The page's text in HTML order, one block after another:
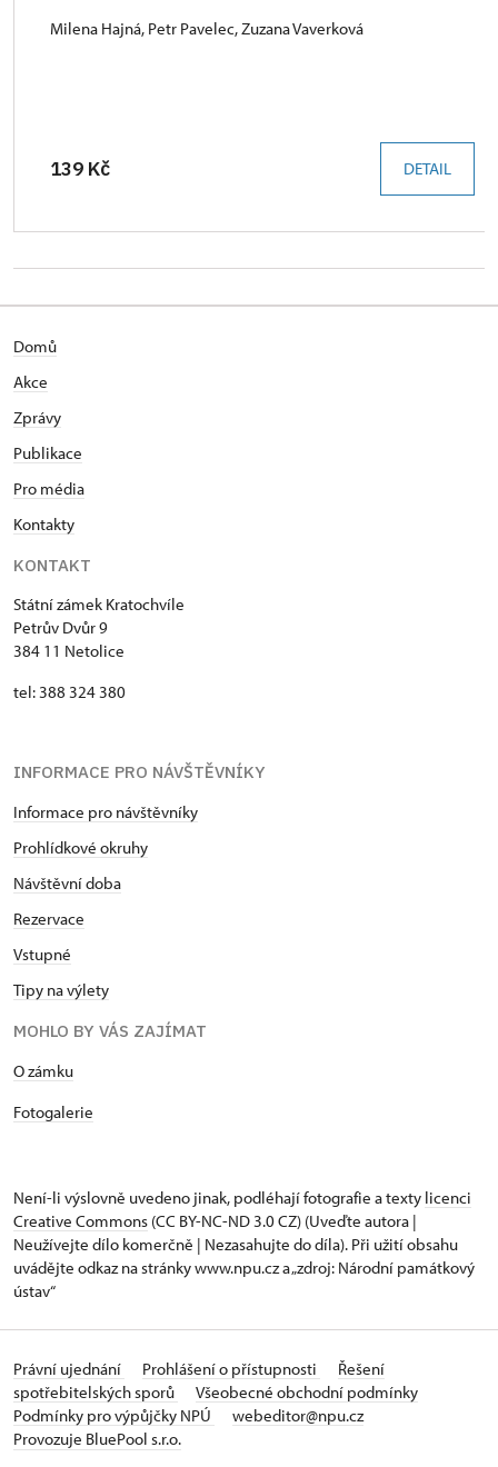
Milena Hajná, Petr Pavelec, Zuzana Vaverková
139 Kč DETAIL
Domů
Akce
Zprávy
Publikace
Pro média
Kontakty
KONTAKT
Státní zámek Kratochvíle
Petrův Dvůr 9
384 11 Netolice
tel: 388 324 380
INFORMACE PRO NÁVŠTĚVNÍKY
Informace pro návštěvníky
Prohlídkové okruhy
Návštěvní doba
Rezervace
Vstupné
Tipy na výlety
MOHLO BY VÁS ZAJÍMAT
​​​​​​O zámku
Fotogalerie
Není-li výslovně uvedeno jinak, podléhají fotografie a texty licenci
Creative Commons (CC BY-NC-ND 3.0 CZ) (Uveďte autora |
Neužívejte dílo komerčně | Nezasahujte do díla). Při užití obsahu
uvádějte odkaz na stránky www.npu.cz a „zdroj: Národní památkový
ústav“
Právní ujednání Prohlášení o přístupnosti
Řešení
spotřebitelských sporů
Všeobecné obchodní podmínky
Podmínky pro výpůjčky NPÚ
webeditor@npu.cz
Provozuje BluePool s.r.o.